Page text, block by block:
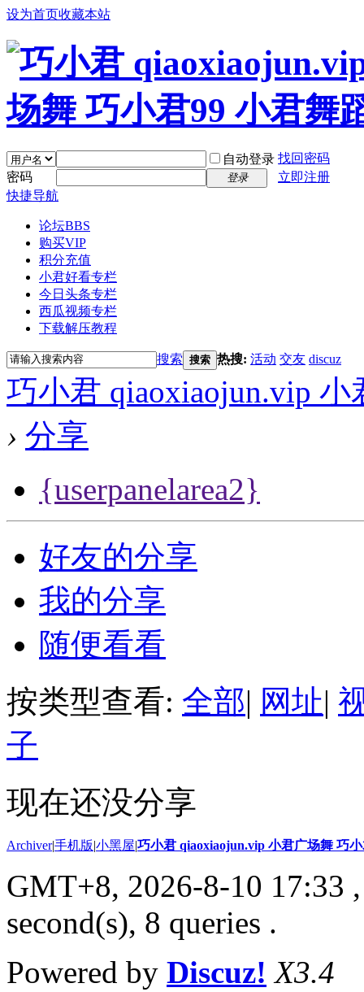
设为首页收藏本站
自动登录 找回密码
密码
登录
立即注册
快捷导航
论坛BBS
购买VIP
积分充值
小君好看专栏
今日头条专栏
西瓜视频专栏
下载解压教程
搜索 搜索 热搜: 活动 交友 discuz
巧小君 qiaoxiaojun.vip
› 分享
{userpanelarea2}
好友的分享
我的分享
随便看看
按类型查看: 全部| 网址|
子
现在还没分享
Archiver|手机版|小黑屋|巧小君 qiaoxiaojun.vip 小君广场舞 巧
GMT+8, 2026-8-10 17:33
second(s), 8 queries .
Powered by Discuz! X3.4